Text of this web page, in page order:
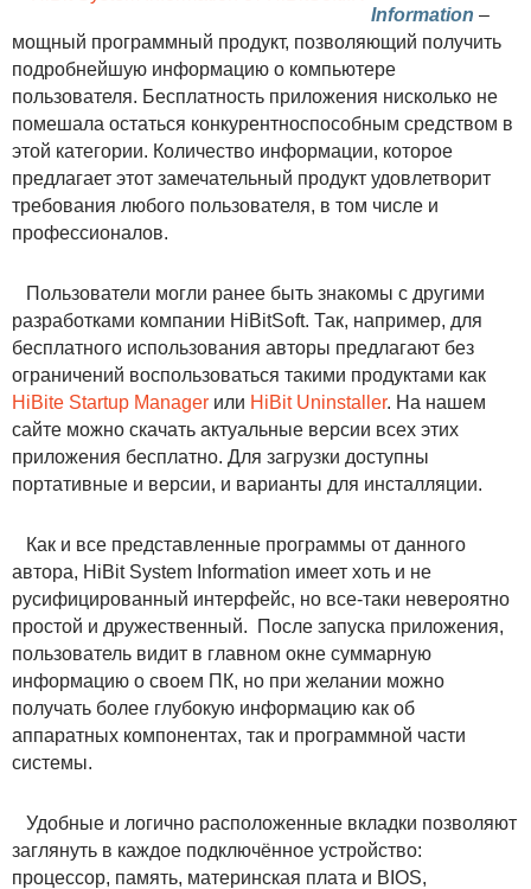
Information –
мощный программный продукт, позволяющий получить
подробнейшую информацию о компьютере
пользователя. Бесплатность приложения нисколько не
помешала остаться конкурентноспособным средством в
этой категории. Количество информации, которое
предлагает этот замечательный продукт удовлетворит
требования любого пользователя, в том числе и
профессионалов.
Пользователи могли ранее быть знакомы с другими
разработками компании HiBitSoft. Так, например, для
бесплатного использования авторы предлагают без
ограничений воспользоваться такими продуктами как
HiBite Startup Manager или HiBit Uninstaller. На нашем
сайте можно скачать актуальные версии всех этих
приложения бесплатно. Для загрузки доступны
портативные и версии, и варианты для инсталляции.
Как и все представленные программы от данного
автора, HiBit System Information имеет хоть и не
русифицированный интерфейс, но все-таки невероятно
простой и дружественный. После запуска приложения,
пользователь видит в главном окне суммарную
информацию о своем ПК, но при желании можно
получать более глубокую информацию как об
аппаратных компонентах, так и программной части
системы.
Удобные и логично расположенные вкладки позволяют
заглянуть в каждое подключённое устройство:
процессор, память, материнская плата и BIOS,